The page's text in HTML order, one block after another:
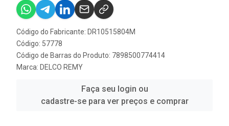
Código do Fabricante: DR10515804M
Código: 57778
Código de Barras do Produto: 7898500774414
Marca: DELCO REMY
Faça seu login ou
cadastre-se para ver preços e comprar